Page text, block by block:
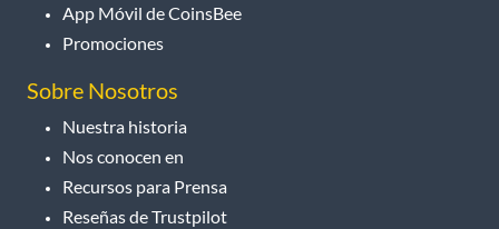
App Móvil de CoinsBee
Promociones
Sobre Nosotros
Nuestra historia
Nos conocen en
Recursos para Prensa
Reseñas de Trustpilot